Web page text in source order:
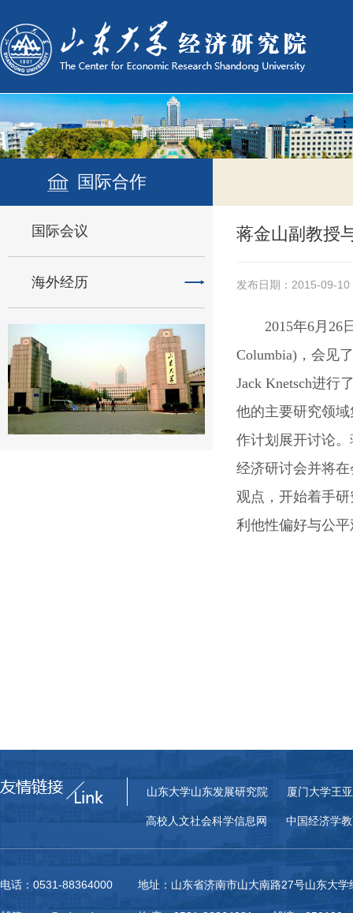
国际合作
国际会议
海外经历
蒋金山副教授
发布日期：2015-09-10
2015年6月26
Columbia)，会见
Jack Knetsch进行
他的主要研究领
作计划展开讨论
经济研讨会并将
观点，开始着手
利他性偏好与公
山东大学山东发展研究院 厦门大学王
高校人文社会科学信息网 中国经济学
电话：0531-88364000 地址：山东省济南市山大南路27号山东大学